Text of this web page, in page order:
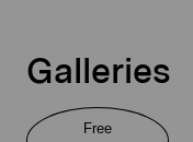
Galleries
Free